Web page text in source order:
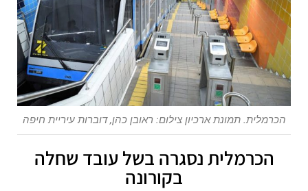
הכרמלית. תמונת ארכיון צילום: ראובן כהן, דוברות עיריית חיפה
הכרמלית נסגרה בשל עובד שחלה
בקורונה